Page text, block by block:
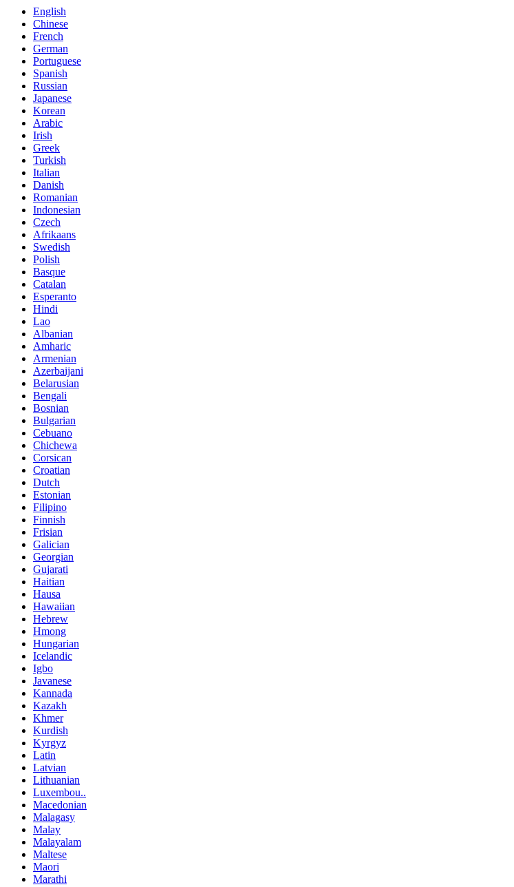
English
Chinese
French
German
Portuguese
Spanish
Russian
Japanese
Korean
Arabic
Irish
Greek
Turkish
Italian
Danish
Romanian
Indonesian
Czech
Afrikaans
Swedish
Polish
Basque
Catalan
Esperanto
Hindi
Lao
Albanian
Amharic
Armenian
Azerbaijani
Belarusian
Bengali
Bosnian
Bulgarian
Cebuano
Chichewa
Corsican
Croatian
Dutch
Estonian
Filipino
Finnish
Frisian
Galician
Georgian
Gujarati
Haitian
Hausa
Hawaiian
Hebrew
Hmong
Hungarian
Icelandic
Igbo
Javanese
Kannada
Kazakh
Khmer
Kurdish
Kyrgyz
Latin
Latvian
Lithuanian
Luxembou..
Macedonian
Malagasy
Malay
Malayalam
Maltese
Maori
Marathi